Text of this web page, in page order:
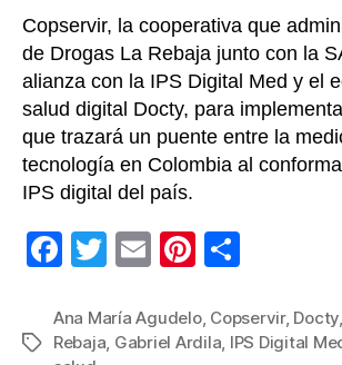
Copservir, la cooperativa que
de Drogas La Rebaja junto con la
alianza con la IPS Digital Med y el
salud digital Docty, para
que trazará un puente entre la
tecnología en Colombia al
IPS digital del país.
F
c
e
T
tt
er
E
ail
Pi
er
e
m
p
Etiquetas
Ana María Agudelo, Copservir, Docty,
Rebaja, Gabriel Ardila, IPS Digital